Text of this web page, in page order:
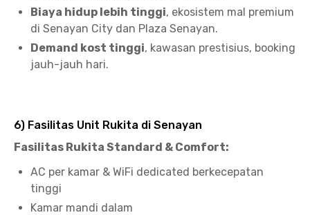
Biaya hidup lebih tinggi, ekosistem mal premium
di Senayan City dan Plaza Senayan.
Demand kost tinggi, kawasan prestisius, booking
jauh-jauh hari.
6) Fasilitas Unit Rukita di Senayan
Fasilitas Rukita Standard & Comfort:
AC per kamar & WiFi dedicated berkecepatan
tinggi
Kamar mandi dalam